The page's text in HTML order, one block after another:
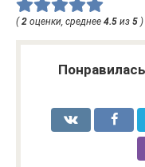
(2 оценки, среднее 4.5 из 5 )